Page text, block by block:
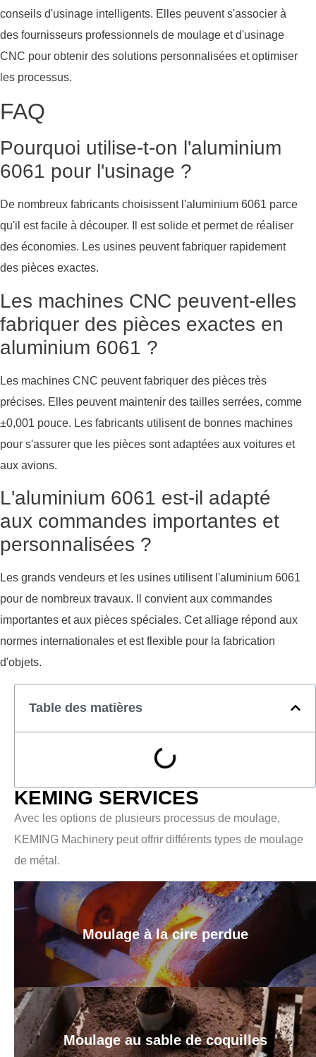
conseils d'usinage intelligents. Elles peuvent s'associer à
des fournisseurs professionnels de moulage et d'usinage
CNC pour obtenir des solutions personnalisées et optimiser
les processus.
FAQ
Pourquoi utilise-t-on l'aluminium
6061 pour l'usinage ?
De nombreux fabricants choisissent l'aluminium 6061 parce
qu'il est facile à découper. Il est solide et permet de réaliser
des économies. Les usines peuvent fabriquer rapidement
des pièces exactes.
Les machines CNC peuvent-elles
fabriquer des pièces exactes en
aluminium 6061 ?
Les machines CNC peuvent fabriquer des pièces très
précises. Elles peuvent maintenir des tailles serrées, comme
±0,001 pouce. Les fabricants utilisent de bonnes machines
pour s'assurer que les pièces sont adaptées aux voitures et
aux avions.
L'aluminium 6061 est-il adapté
aux commandes importantes et
personnalisées ?
Les grands vendeurs et les usines utilisent l'aluminium 6061
pour de nombreux travaux. Il convient aux commandes
importantes et aux pièces spéciales. Cet alliage répond aux
normes internationales et est flexible pour la fabrication
d'objets.
Table des matières
KEMING SERVICES
Avec les options de plusieurs processus de moulage,
KEMING Machinery peut offrir différents types de moulage
de métal.
Moulage à la cire perdue
Moulage au sable de coquilles